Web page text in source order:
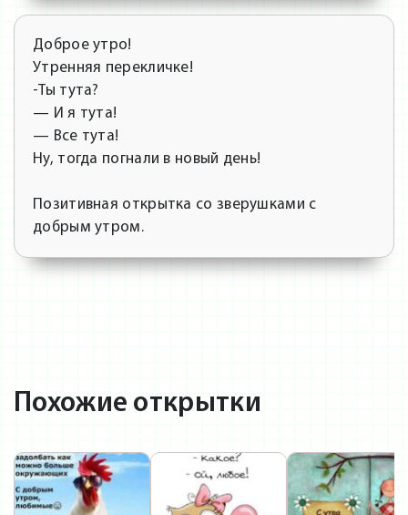
Доброе утро!
Утренняя перекличке!
-Ты тута?
— И я тута!
— Все тута!
Ну, тогда погнали в новый день!
Позитивная открытка со зверушками с
добрым утром.
Похожие открытки